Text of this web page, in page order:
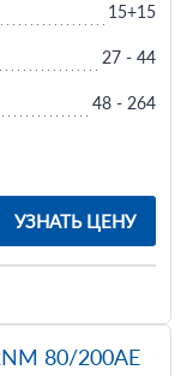
УЗНАТЬ ЦЕНУ
15+15
27 - 44
48 - 264
80/200AE